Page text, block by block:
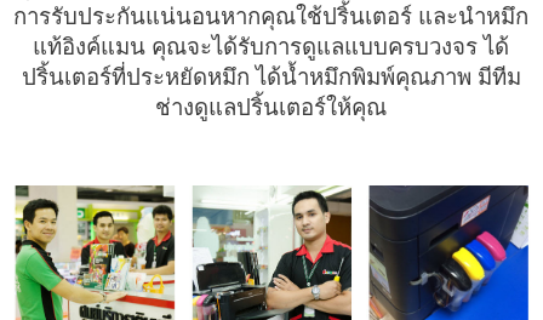
การรับประกันแน่นอนหากคุณใช้ปริ้นเตอร์ และนำหมึก
แท้อิงค์แมน คุณจะได้รับการดูแลแบบครบวงจร ได้
ปริ้นเตอร์ที่ประหยัดหมึก ได้น้ำหมึกพิมพ์คุณภาพ มีทีม
ช่างดูแลปริ้นเตอร์ให้คุณ